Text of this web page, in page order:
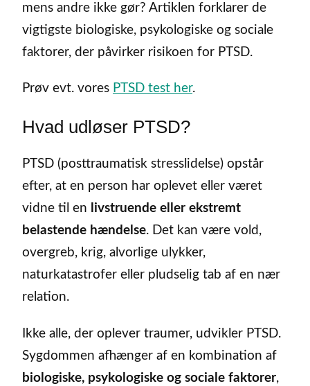
mens andre ikke gør? Artiklen forklarer de
vigtigste biologiske, psykologiske og sociale
faktorer, der påvirker risikoen for PTSD.
Prøv evt. vores PTSD test her.
Hvad udløser PTSD?
PTSD (posttraumatisk stresslidelse) opstår
efter, at en person har oplevet eller været
vidne til en
livstruende eller ekstremt
belastende hændelse. Det kan være vold,
overgreb, krig, alvorlige ulykker,
naturkatastrofer eller pludselig tab af en nær
relation.
Ikke alle, der oplever traumer, udvikler PTSD.
Sygdommen afhænger af en kombination af
biologiske, psykologiske og sociale faktorer,